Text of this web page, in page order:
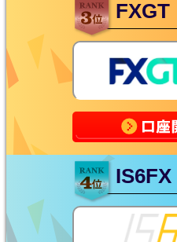
FXGT
IS6FX